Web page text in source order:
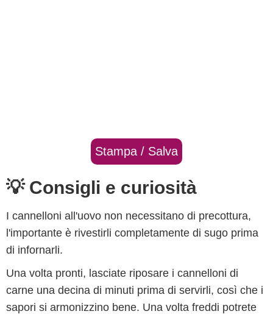
Stampa / Salva
💡 Consigli e curiosità
I cannelloni all'uovo non necessitano di precottura,
l'importante è rivestirli completamente di sugo prima
di infornarli.
Una volta pronti, lasciate riposare i cannelloni di
carne una decina di minuti prima di servirli, così che i
sapori si armonizzino bene. Una volta freddi potrete